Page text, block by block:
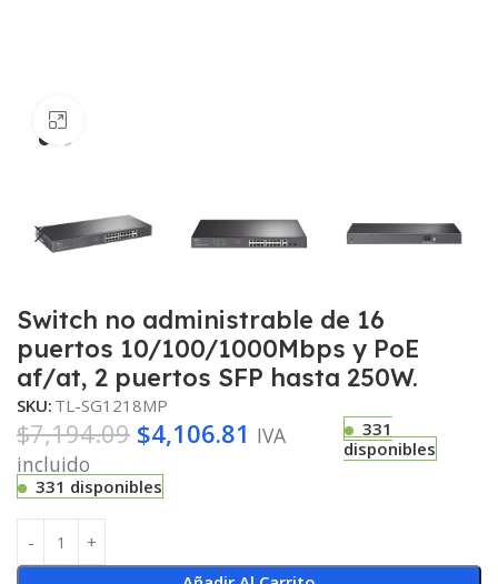
Switch no administrable de 16
puertos 10/100/1000Mbps y PoE
af/at, 2 puertos SFP hasta 250W.
SKU: TL-SG1218MP
$7,194.09 $4,106.81 IVA
incluido
331
disponibles
331 disponibles